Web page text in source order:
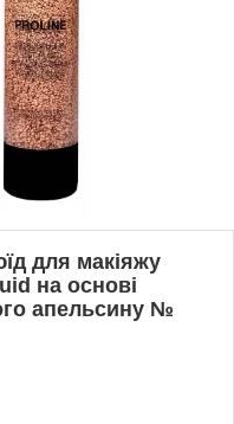
для макіяжу
на основі
апельсину №